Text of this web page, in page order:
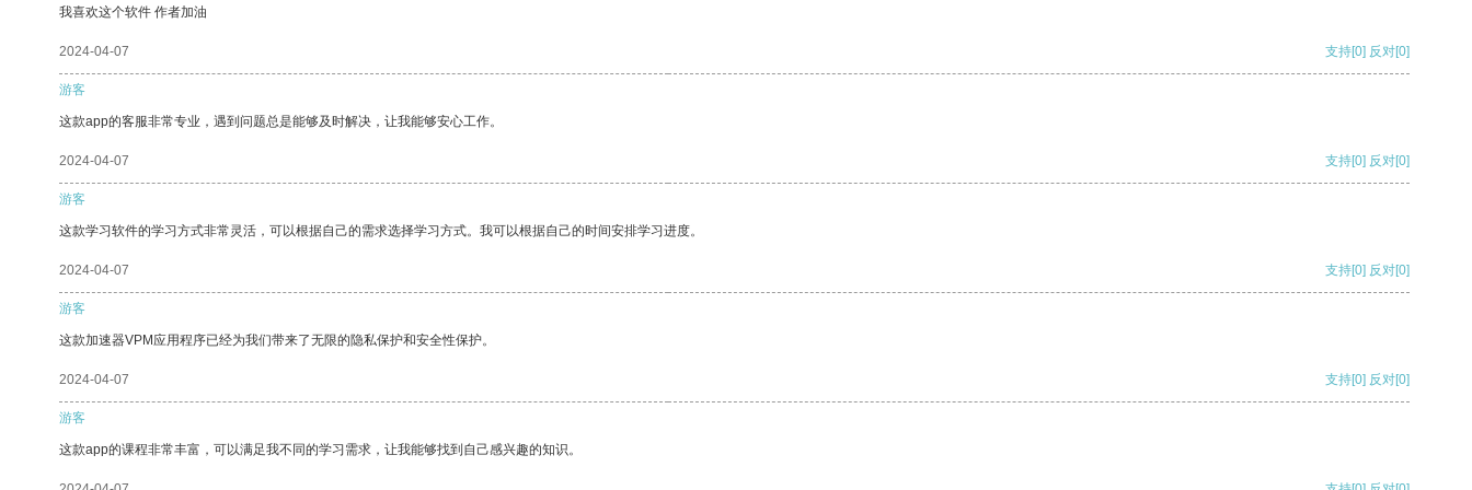
我喜欢这个软件 作者加油
2024-04-07 支持[0] 反对[0]
游客
这款app的客服非常专业，遇到问题总是能够及时解决，让我能够安心工作。
2024-04-07 支持[0] 反对[0]
游客
这款学习软件的学习方式非常灵活，可以根据自己的需求选择学习方式。我可以根据自己的时间安排学习进度。
2024-04-07 支持[0] 反对[0]
游客
这款加速器VPM应用程序已经为我们带来了无限的隐私保护和安全性保护。
2024-04-07 支持[0] 反对[0]
游客
这款app的课程非常丰富，可以满足我不同的学习需求，让我能够找到自己感兴趣的知识。